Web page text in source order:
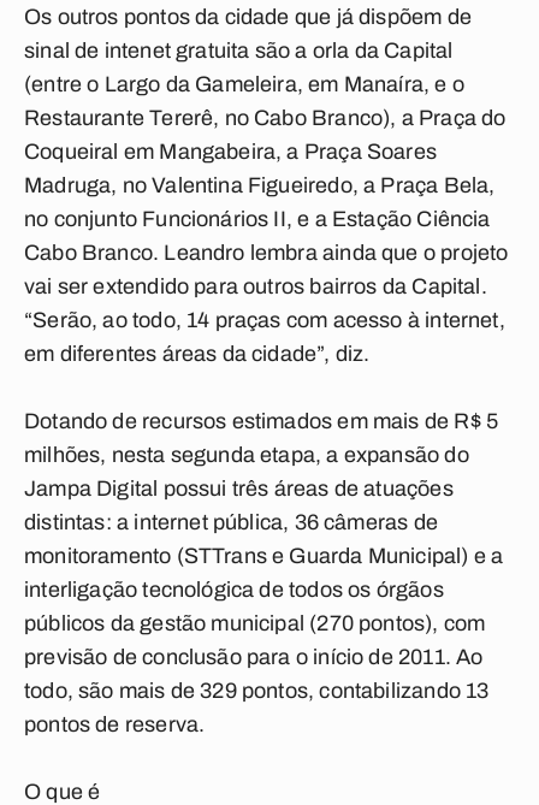
Os outros pontos da cidade que já dispõem de
sinal de intenet gratuita são a orla da Capital
(entre o Largo da Gameleira, em Manaíra, e o
Restaurante Tererê, no Cabo Branco), a Praça do
Coqueiral em Mangabeira, a Praça Soares
Madruga, no Valentina Figueiredo, a Praça Bela,
no conjunto Funcionários II, e a Estação Ciência
Cabo Branco. Leandro lembra ainda que o projeto
vai ser extendido para outros bairros da Capital.
“Serão, ao todo, 14 praças com acesso à internet,
em diferentes áreas da cidade”, diz.
Dotando de recursos estimados em mais de R$ 5
milhões, nesta segunda etapa, a expansão do
Jampa Digital possui três áreas de atuações
distintas: a internet pública, 36 câmeras de
monitoramento (STTrans e Guarda Municipal) e a
interligação tecnológica de todos os órgãos
públicos da gestão municipal (270 pontos), com
previsão de conclusão para o início de 2011. Ao
todo, são mais de 329 pontos, contabilizando 13
pontos de reserva.
O que é